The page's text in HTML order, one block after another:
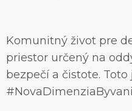
Komunitný život pre
priestor určený na
bezpečí a čistote. Toto